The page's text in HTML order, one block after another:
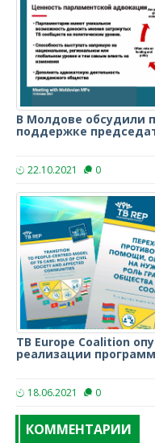
В Молдове обсудили
поддержке
22.10.2021 0
TB Europe Coalition
реализации
18.06.2021 0
КОММЕНТАРИИ